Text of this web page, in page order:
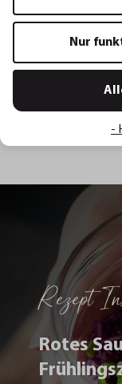
In
Rezept
Rotes
Nur
-